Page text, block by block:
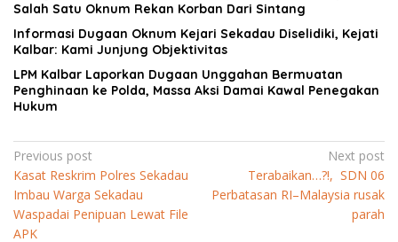
Salah Satu Oknum Rekan Korban Dari Sintang
Informasi Dugaan Oknum Kejari Sekadau Diselidiki, Kejati
Kalbar: Kami Junjung Objektivitas
LPM Kalbar Laporkan Dugaan Unggahan Bermuatan
Penghinaan ke Polda, Massa Aksi Damai Kawal Penegakan
Hukum
Navigasi
pos
Previous post
Kasat Reskrim Polres Sekadau
Imbau Warga Sekadau
Waspadai Penipuan Lewat File
APK
Next post
Terabaikan…?!, SDN 06
Perbatasan RI–Malaysia rusak
parah